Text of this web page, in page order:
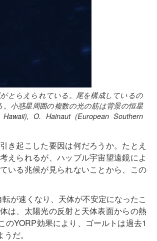
とらえられている。尾を構成しているの
小惑星周囲の複数の光の筋は背景の恒星
O. Hainaut (European Southern
き起こした要因は何だろうか。たとえ
えられるが、ハッブル宇宙望遠鏡によ
いる兆候が見られないことから、この
が速くなり、天体が不安定になったこ
は、太陽光の反射と天体表面からの熱
YORP効果により、ゴールトは過去1
だ。